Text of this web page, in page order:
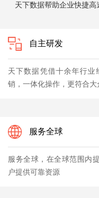
天下数据帮助企业快捷
自主研发
天下数据凭借十余年行
销，一体化操作，更符合大
服务全球
服务全球，在全球范围内
户提供可靠资源